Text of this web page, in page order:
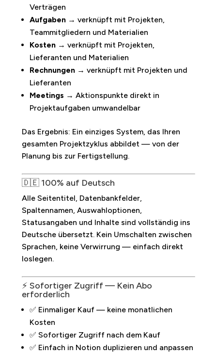
Verträgen
Aufgaben→ verknüpft mit Projekten,
Teammitgliedern und Materialien
Kosten→ verknüpft mit Projekten,
Lieferanten und Materialien
Rechnungen→ verknüpft mit Projekten und
Lieferanten
Meetings → Aktionspunkte direkt in
Projektaufgaben umwandelbar
Das Ergebnis: Ein einziges System, das Ihren
gesamten Projektzyklus abbildet — von der
Planung bis zur Fertigstellung.
🇩🇪 100% auf Deutsch
Alle Seitentitel, Datenbankfelder,
Spaltennamen, Auswahloptionen,
Statusangaben und Inhalte sind vollständig ins
Deutsche übersetzt. Kein Umschalten zwischen
Sprachen, keine Verwirrung — einfach direkt
loslegen.
⚡ Sofortiger Zugriff — Kein Abo
erforderlich
✅ Einmaliger Kauf — keine monatlichen
Kosten
✅ Sofortiger Zugriff nach dem Kauf
✅ Einfach in Notion duplizieren und anpassen